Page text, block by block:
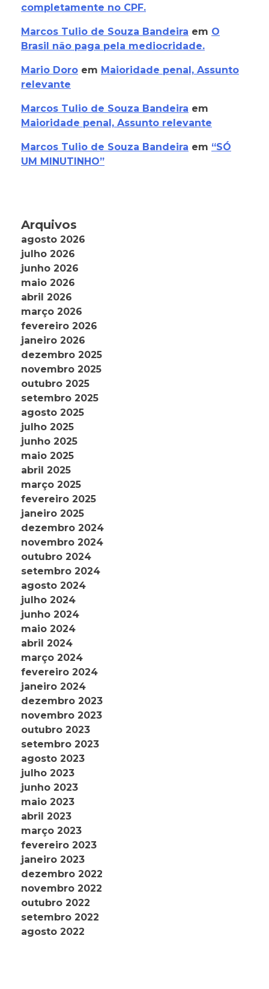
completamente no CPF.
Marcos Tulio de Souza Bandeira em O
Brasil não paga pela mediocridade.
Mario Doro em Maioridade penal, Assunto
relevante
Marcos Tulio de Souza Bandeira em
Maioridade penal, Assunto relevante
Marcos Tulio de Souza Bandeira em “SÓ
UM MINUTINHO”
Arquivos
agosto 2026
julho 2026
junho 2026
maio 2026
abril 2026
março 2026
fevereiro 2026
janeiro 2026
dezembro 2025
novembro 2025
outubro 2025
setembro 2025
agosto 2025
julho 2025
junho 2025
maio 2025
abril 2025
março 2025
fevereiro 2025
janeiro 2025
dezembro 2024
novembro 2024
outubro 2024
setembro 2024
agosto 2024
julho 2024
junho 2024
maio 2024
abril 2024
março 2024
fevereiro 2024
janeiro 2024
dezembro 2023
novembro 2023
outubro 2023
setembro 2023
agosto 2023
julho 2023
junho 2023
maio 2023
abril 2023
março 2023
fevereiro 2023
janeiro 2023
dezembro 2022
novembro 2022
outubro 2022
setembro 2022
agosto 2022